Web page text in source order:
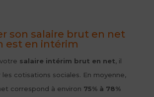
son salaire brut en net
est en intérim
salaire intérim brut en net, il
cotisations sociales. En moyenne,
correspond à environ 75% à 78%